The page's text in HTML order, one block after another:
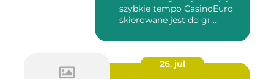
szybkie tempo CasinoEuro
skierowane jest do gr...
26. jul